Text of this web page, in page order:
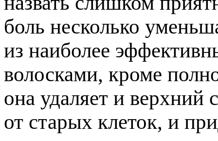
боль несколько
из наиболее
волосками, кроме
она удаляет и верхний
от старых клеток, и